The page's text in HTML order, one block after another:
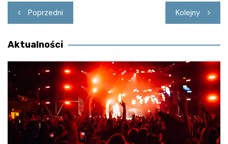
Nawigacja
wpisu
Poprzedni Kolejny
Aktualności